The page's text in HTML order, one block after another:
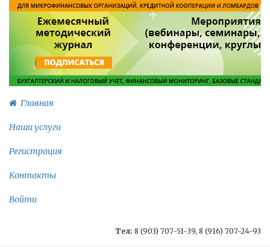
Главная
Наши услуги
Регистрация
Контакты
Войти
Тел: 8 (903) 707-51-39, 8 (916) 707-24-93